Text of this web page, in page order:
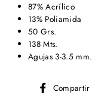
87% Acrílico
13% Poliamida
50 Grs.
138 Mts.
Agujas 3-3.5 mm.
Compartir